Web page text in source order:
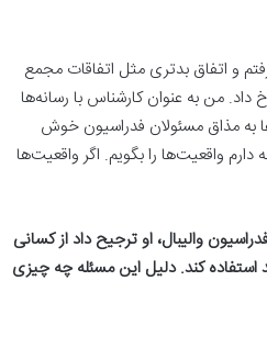
و اتفاق بدتری مثل اتفاقات مجمع
داد. من به عنوان کارشناس با رسانه‌ها
به مذاق مسئولان فدراسیون خوش
واقعیت‌ها را بگویم. اگر واقعیت‌ها
والیبال، او ترجیح داد از کسانی
استفاده کند. دلیل این مسئله چه چیزی